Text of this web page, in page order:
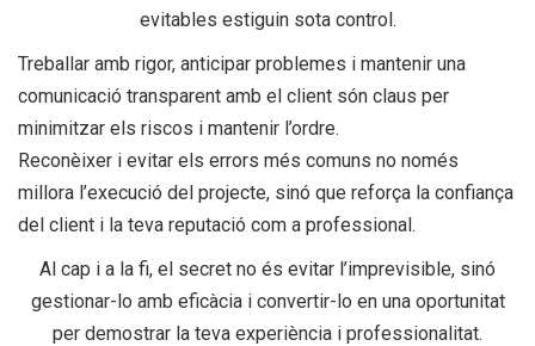
evitables estiguin sota control.
Treballar amb rigor, anticipar problemes i mantenir una
comunicació transparent amb el client són claus per
minimitzar els riscos i mantenir l’ordre.
Reconèixer i evitar els errors més comuns no només
millora l’execució del projecte, sinó que reforça la confiança
del client i la teva reputació com a professional.
Al cap i a la fi, el secret no és evitar l’imprevisible, sinó
gestionar-lo amb eficàcia i convertir-lo en una oportunitat
per demostrar la teva experiència i professionalitat.